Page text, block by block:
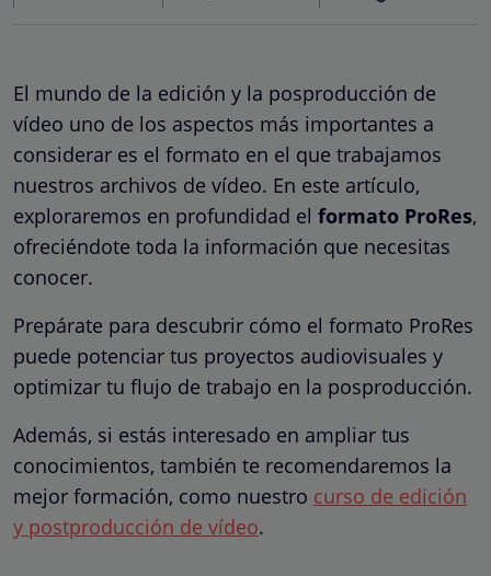
El mundo de la edición y la posproducción de
vídeo uno de los aspectos más importantes a
considerar es el formato en el que trabajamos
nuestros archivos de vídeo. En este artículo,
exploraremos en profundidad el formato ProRes,
ofreciéndote toda la información que necesitas
conocer.
Prepárate para descubrir cómo el formato ProRes
puede potenciar tus proyectos audiovisuales y
optimizar tu flujo de trabajo en la posproducción.
Además, si estás interesado en ampliar tus
conocimientos, también te recomendaremos la
mejor formación, como nuestro curso de edición
y postproducción de vídeo.